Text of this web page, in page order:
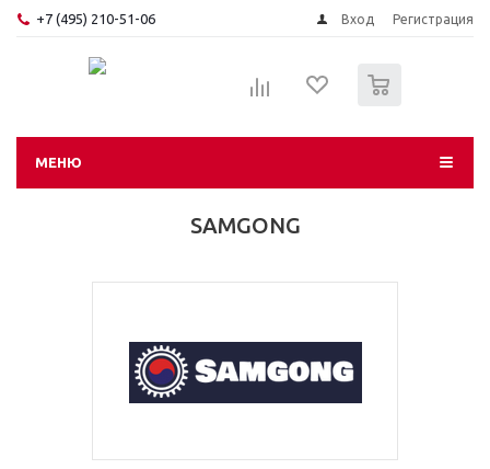
+7 (495) 210-51-06 Вход Регистрация
МЕНЮ
SAMGONG